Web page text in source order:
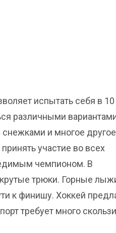
испытать себя в 10
различными
снежками и многое
участие во всех
чемпионом. В
трюки. Горные
к финишу. Хоккей
требует много